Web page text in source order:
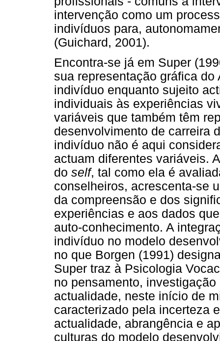
intervenção como um
indivíduos para,
(Guichard, 2001).
Encontra-se já em Super
sua representação gráfica
indivíduo enquanto sujeito
individuais às experiências
variáveis que também têm
desenvolvimento de carreira
indivíduo não é aqui
actuam diferentes variáveis.
do self, tal como ela é
conselheiros, acrescenta-se
da compreensão e dos
experiências e aos dados
auto-conhecimento. A
indivíduo no modelo
no que Borgen (1991)
Super traz à Psicologia
no pensamento,
actualidade, neste início de
caracterizado pela incerteza
actualidade, abrangência e
culturas do modelo